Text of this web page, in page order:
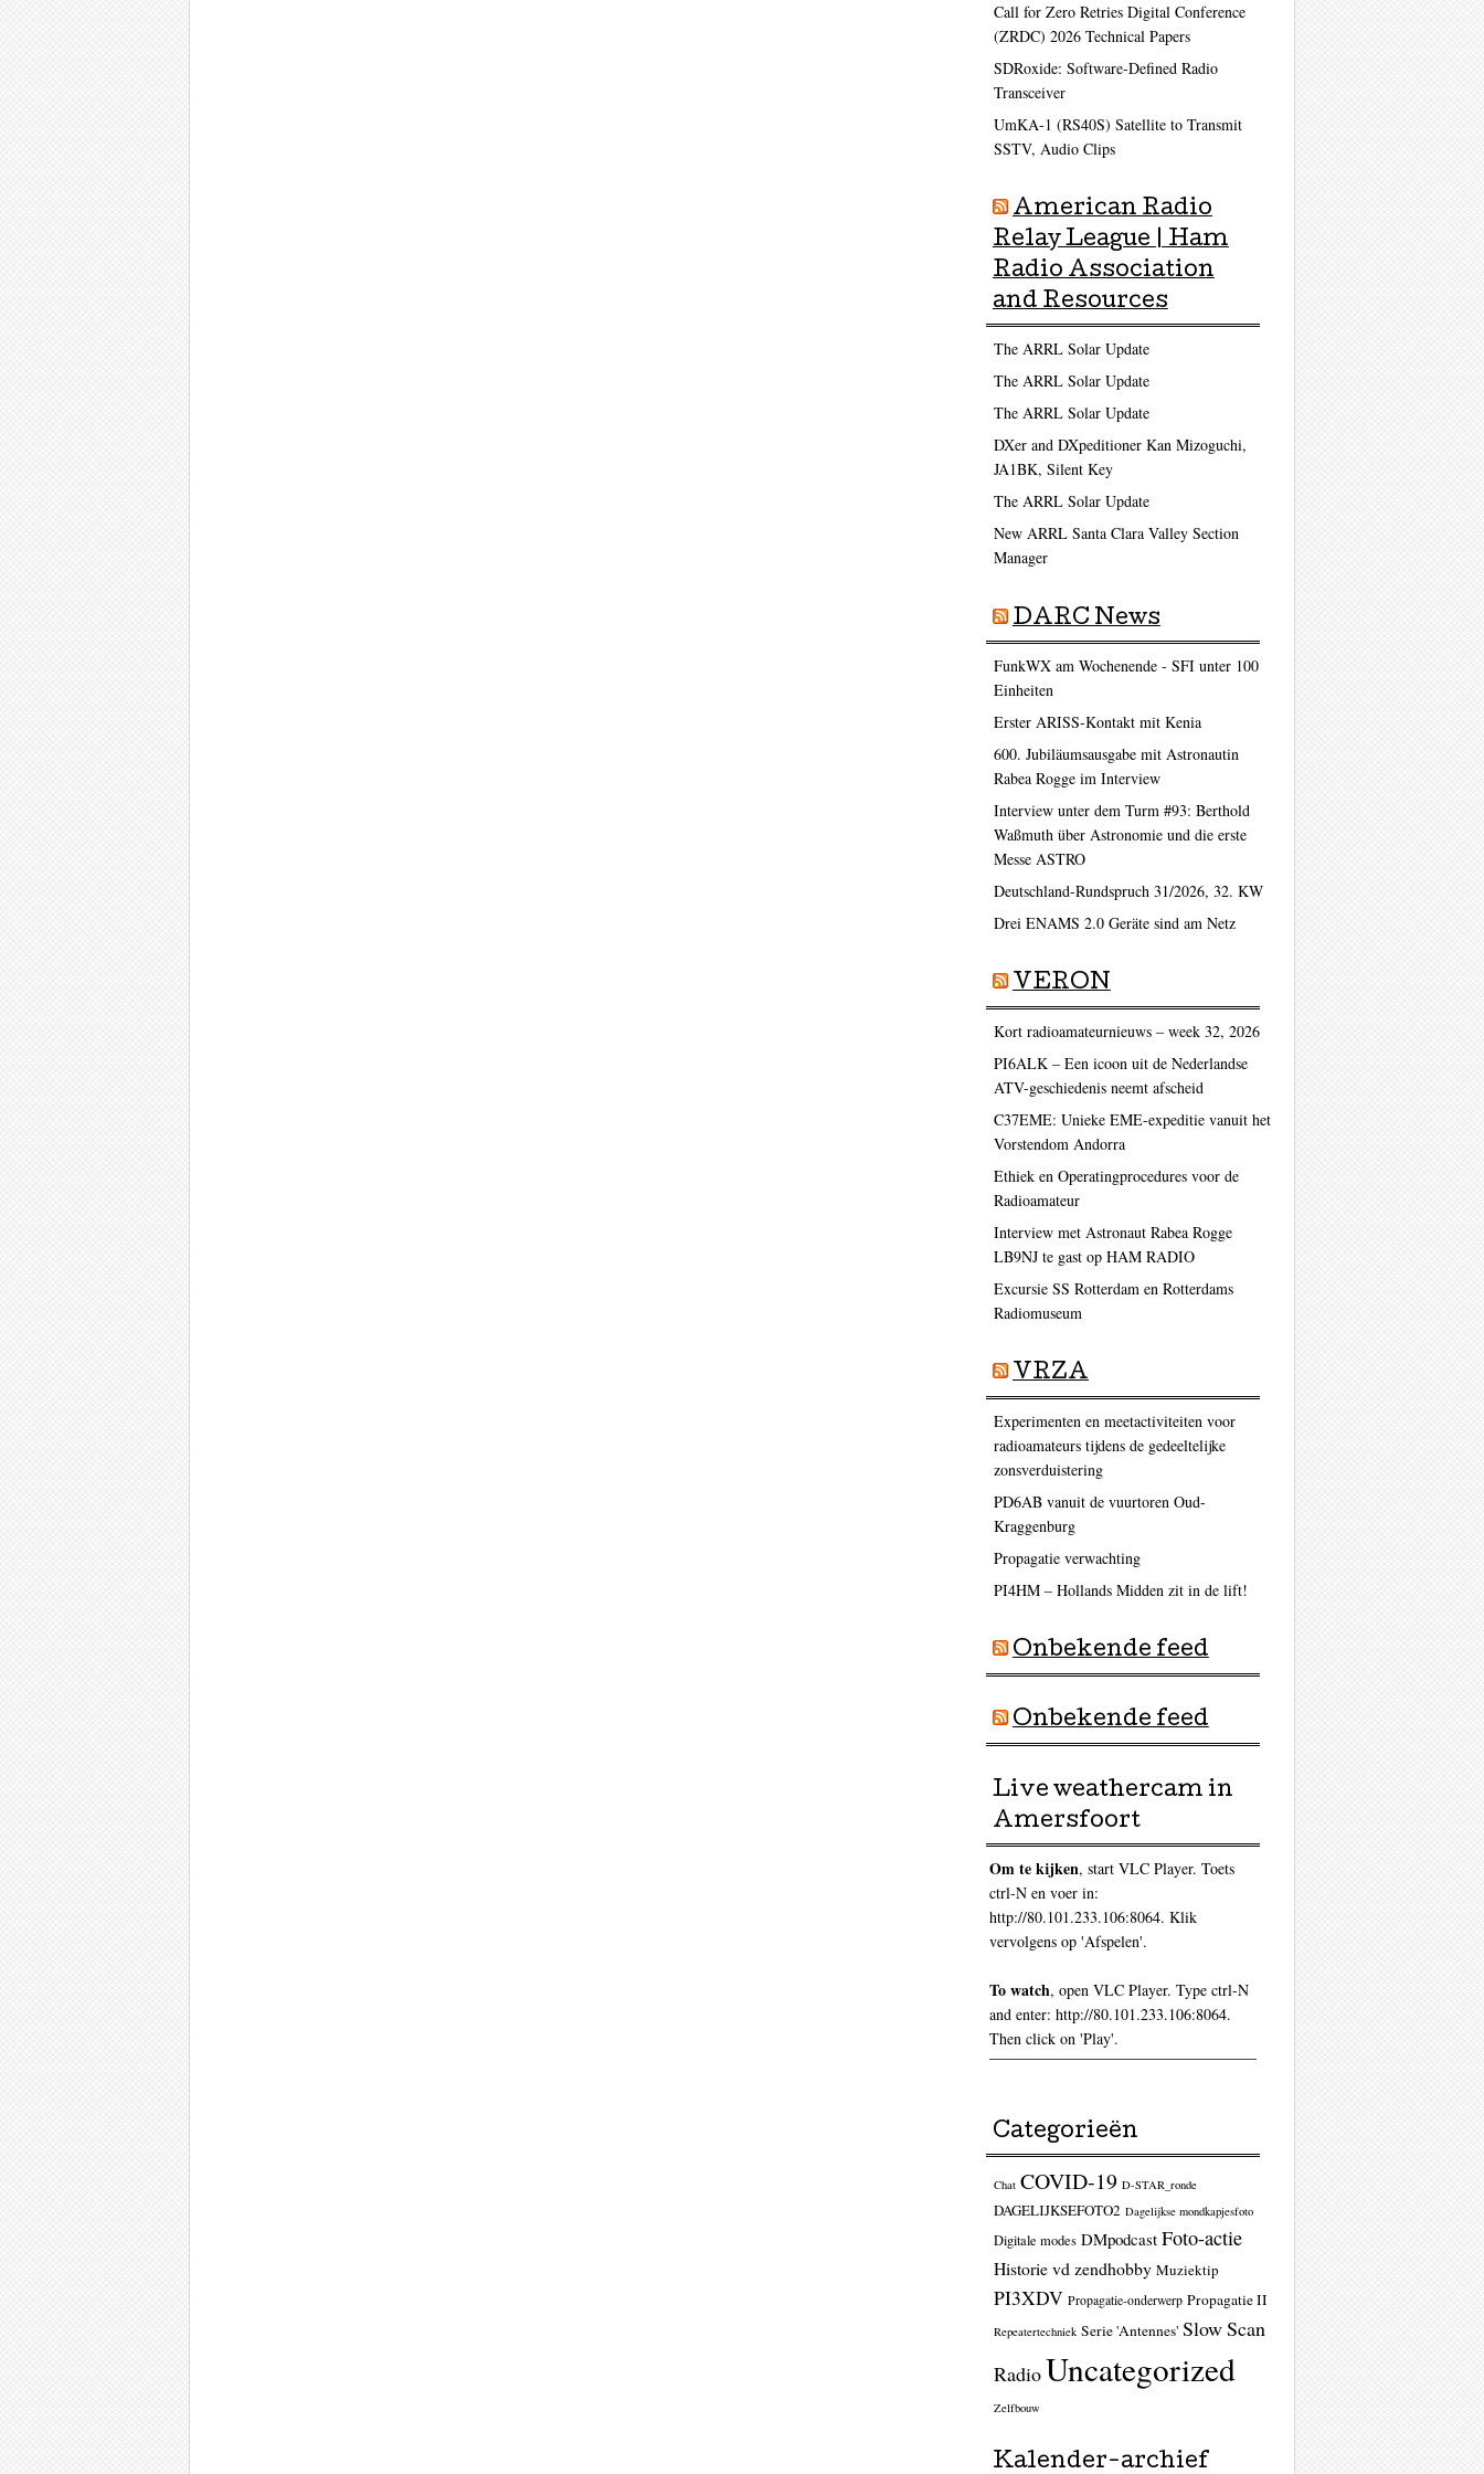
Call for Zero Retries Digital Conference
(ZRDC) 2026 Technical Papers
SDRoxide: Software-Defined Radio
Transceiver
UmKA-1 (RS40S) Satellite to Transmit
SSTV, Audio Clips
American Radio
Relay League | Ham
Radio Association
and Resources
The ARRL Solar Update
The ARRL Solar Update
The ARRL Solar Update
DXer and DXpeditioner Kan Mizoguchi,
JA1BK, Silent Key
The ARRL Solar Update
New ARRL Santa Clara Valley Section
Manager
DARC News
FunkWX am Wochenende - SFI unter 100
Einheiten
Erster ARISS-Kontakt mit Kenia
600. Jubiläumsausgabe mit Astronautin
Rabea Rogge im Interview
Interview unter dem Turm #93: Berthold
Waßmuth über Astronomie und die erste
Messe ASTRO
Deutschland-Rundspruch 31/2026, 32. KW
Drei ENAMS 2.0 Geräte sind am Netz
VERON
Kort radioamateurnieuws – week 32, 2026
PI6ALK – Een icoon uit de Nederlandse
ATV-geschiedenis neemt afscheid
C37EME: Unieke EME-expeditie vanuit het
Vorstendom Andorra
Ethiek en Operatingprocedures voor de
Radioamateur
Interview met Astronaut Rabea Rogge
LB9NJ te gast op HAM RADIO
Excursie SS Rotterdam en Rotterdams
Radiomuseum
VRZA
Experimenten en meetactiviteiten voor
radioamateurs tijdens de gedeeltelijke
zonsverduistering
PD6AB vanuit de vuurtoren Oud-
Kraggenburg
Propagatie verwachting
PI4HM – Hollands Midden zit in de lift!
Onbekende feed
Onbekende feed
Live weathercam in
Amersfoort
Om te kijken, start VLC Player. Toets
ctrl-N en voer in:
http://80.101.233.106:8064. Klik
vervolgens op 'Afspelen'.
To watch, open VLC Player. Type ctrl-N
and enter: http://80.101.233.106:8064.
Then click on 'Play'.
Categorieën
Chat COVID-19 D-STAR_ronde
DAGELIJKSEFOTO2 Dagelijkse mondkapjesfoto
Digitale modes DMpodcast Foto-actie
Historie vd zendhobby Muziektip
PI3XDV Propagatie-onderwerp Propagatie II
Repeatertechniek Serie 'Antennes' Slow Scan
RadioUncategorized
Zelfbouw
Kalender-archief